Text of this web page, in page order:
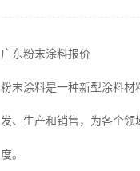
广东粉末涂料报价
粉末涂料是一种新型涂料
发、生产和销售，为各个
度。